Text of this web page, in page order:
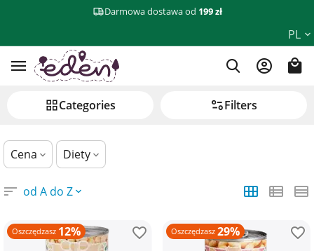
Darmowa dostawa od 199 zł
PL
Сategories Filters
Cena Diety
od A do Z
Oszczędzasz 12% Oszczędzasz 29%